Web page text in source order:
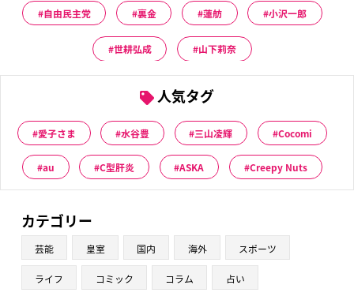
自由民主党 裏金 蓮舫 小沢一郎
世耕弘成 山下莉奈
人気タグ
愛子さま 水谷豊 三山凌輝 Cocomi
au C型肝炎 ASKA Creepy Nuts
カテゴリー
芸能 皇室 国内 海外 スポーツ
ライフ コミック コラム 占い